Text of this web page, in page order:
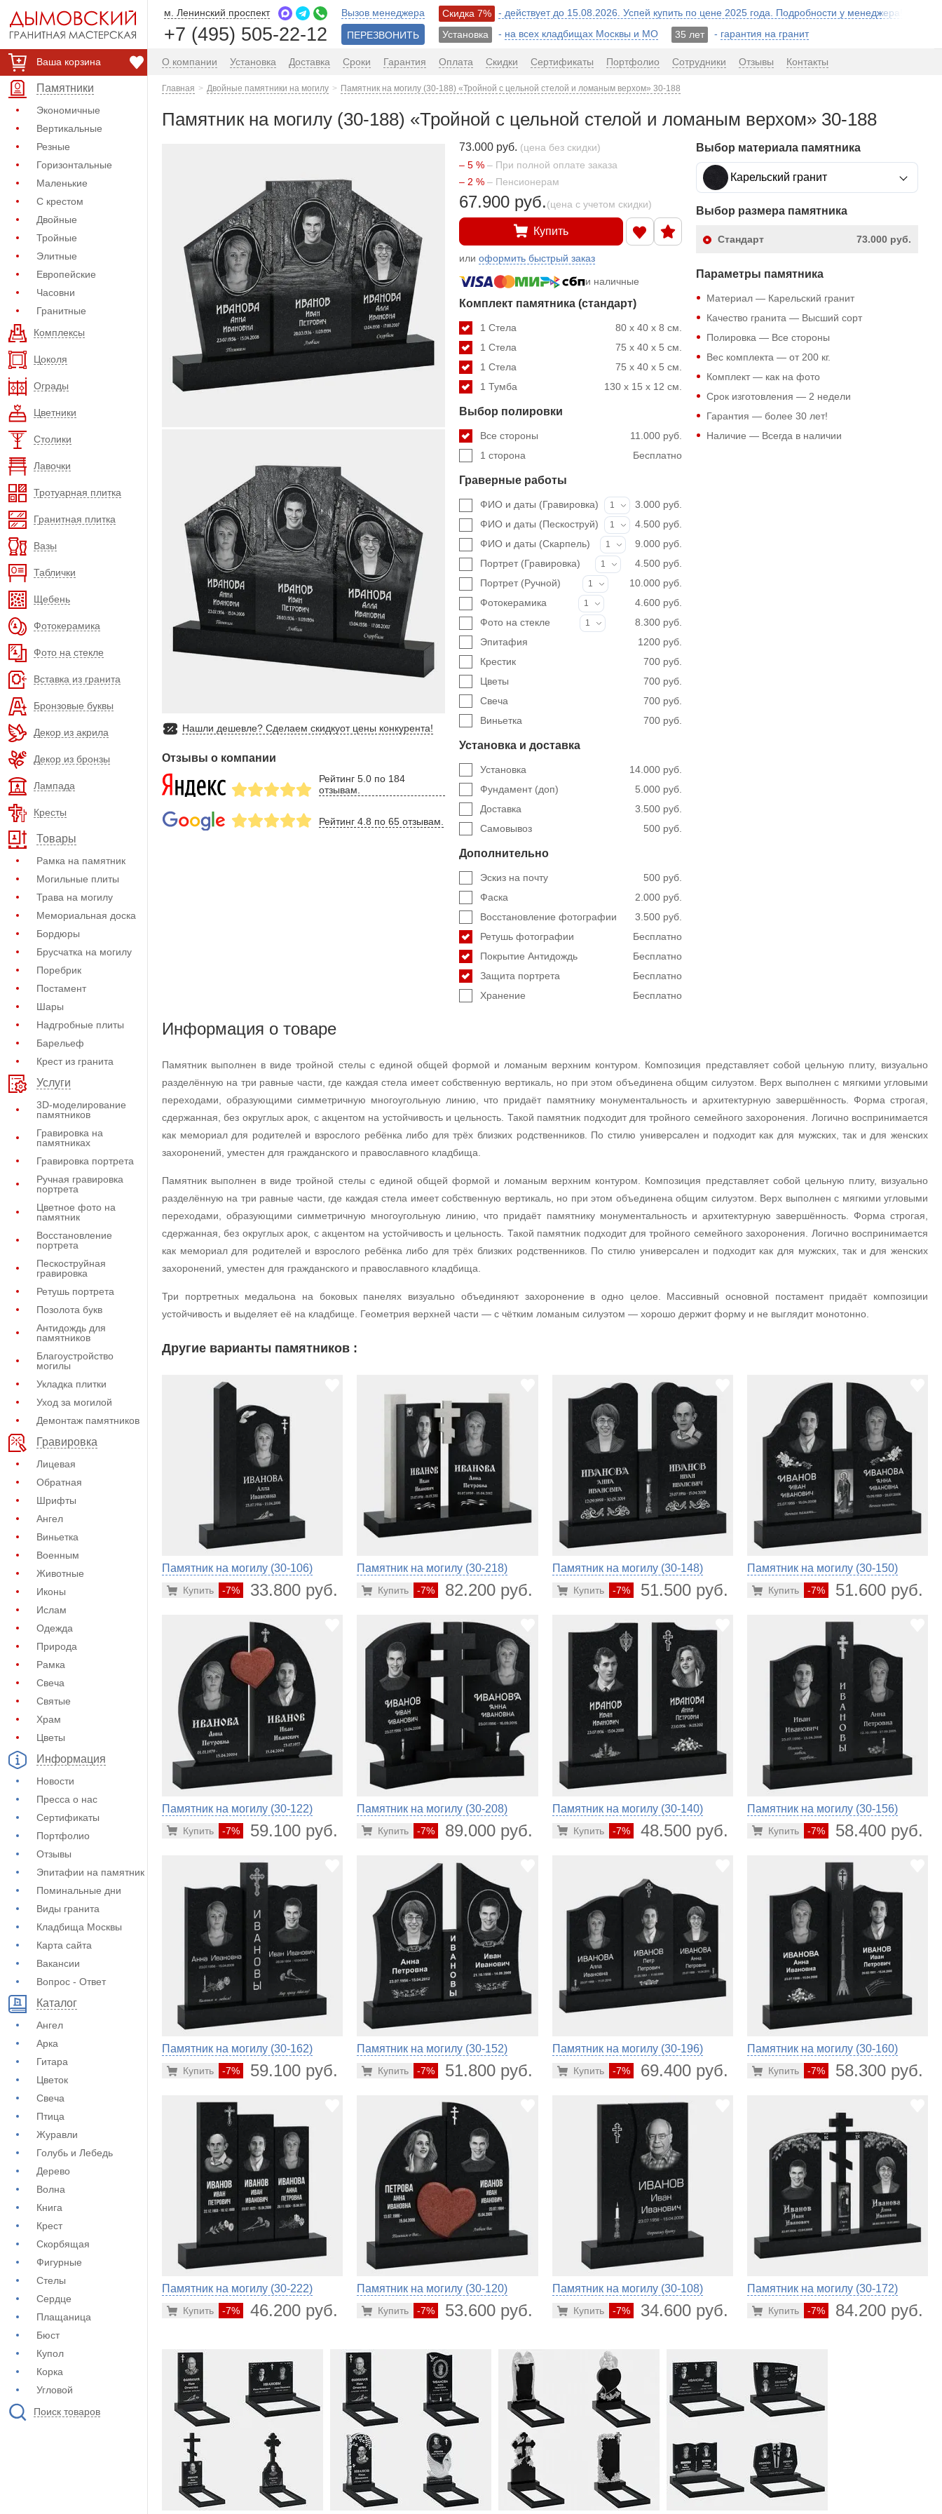
Ваша корзина
Памятники
Экономичные
Вертикальные
Резные
Горизонтальные
Маленькие
С крестом
Двойные
Тройные
Элитные
Европейские
Часовни
Гранитные
Комплексы
Цоколя
Ограды
Цветники
Столики
Лавочки
Тротуарная плитка
Гранитная плитка
Вазы
Таблички
Щебень
Фотокерамика
Фото на стекле
Вставка из гранита
Бронзовые буквы
Декор из акрила
Декор из бронзы
Лампада
Кресты
Товары
Рамка на памятник
Могильные плиты
Трава на могилу
Мемориальная доска
Бордюры
Брусчатка на могилу
Поребрик
Постамент
Шары
Надгробные плиты
Барельеф
Крест из гранита
Услуги
3D-моделирование
памятников
Гравировка на
памятниках
Гравировка портрета
Ручная гравировка
портрета
Цветное фото на
памятник
Восстановление
портрета
Пескоструйная
гравировка
Ретушь портрета
Позолота букв
Антидождь для
памятников
Благоустройство
могилы
Укладка плитки
Уход за могилой
Демонтаж памятников
Гравировка
Лицевая
Обратная
Шрифты
Ангел
Виньетка
Военным
Животные
Иконы
Ислам
Одежда
Природа
Рамка
Свеча
Святые
Храм
Цветы
Информация
Новости
Пресса о нас
Сертификаты
Портфолио
Отзывы
Эпитафии на памятник
Поминальные дни
Виды гранита
Кладбища Москвы
Карта сайта
Вакансии
Вопрос - Ответ
Каталог
Ангел
Арка
Гитара
Цветок
Свеча
Птица
Журавли
Голубь и Лебедь
Дерево
Волна
Книга
Крест
Скорбящая
Фигурные
Стелы
Сердце
Плащаница
Бюст
Купол
Корка
Угловой
Поиск товаров
м. Ленинский проспект
+7 (495) 505-22-12
Вызов менеджера
ПЕРЕЗВОНИТЬ
Скидка 7%
- действует до 15.08.2026. Успей купить по цене 2025 года. Подробности у менеджера!
Установка
- на всех кладбищах Москвы и МО 35 лет - гарантия на гранит
О компании Установка Доставка Сроки Гарантия Оплата Скидки Сертификаты Портфолио Сотрудники Отзывы Контакты
Главная Двойные памятники на могилу Памятник на могилу (30-188) «Тройной с цельной стелой и ломаным верхом» 30-188
Памятник на могилу (30-188) «Тройной с цельной стелой и ломаным верхом» 30-188
Нашли дешевле? Сделаем скидкуот цены конкурента!
Отзывы о компании
Рейтинг 5.0 по 184
отзывам.
Рейтинг 4.8 по 65 отзывам.
73.000 руб. (цена без скидки)
– 5 % – При полной оплате заказа
– 2 % – Пенсионерам
67.900 руб.(цена с учетом скидки)
Купить
илиоформить быстрый заказ
и наличные
Комплект памятника (стандарт)
80 x 40 x 8 см.
1 Стела
75 x 40 x 5 см.
1 Стела
75 x 40 x 5 см.
1 Стела
130 x 15 x 12 см.
1 Тумба
Выбор полировки
11.000 руб.
Все стороны
Бесплатно
1 сторона
Граверные работы
ФИО и даты (Гравировка) 1
3.000 руб.
ФИО и даты (Пескоструй)
1
4.500 руб.
ФИО и даты (Скарпель)
1
9.000 руб.
Портрет (Гравировка)
1
4.500 руб.
Портрет (Ручной)
1
10.000 руб.
Фотокерамика
1
4.600 руб.
Фото на стекле
1
8.300 руб.
1200 руб.
Эпитафия
700 руб.
Крестик
700 руб.
Цветы
700 руб.
Свеча
700 руб.
Виньетка
Установка и доставка
14.000 руб.
Установка
5.000 руб.
Фундамент (доп)
3.500 руб.
Доставка
500 руб.
Самовывоз
Дополнительно
500 руб.
Эскиз на почту
2.000 руб.
Фаска
3.500 руб.
Восстановление фотографии
Бесплатно
Ретушь фотографии
Бесплатно
Покрытие Антидождь
Бесплатно
Защита портрета
Бесплатно
Хранение
Выбор материала памятника
Карельский гранит
Выбор размера памятника
73.000 руб.
Стандарт
Параметры памятника
Материал — Карельский гранит
Качество гранита — Высший сорт
Полировка — Все стороны
Вес комплекта — от 200 кг.
Комплект — как на фото
Срок изготовления — 2 недели
Гарантия — более 30 лет!
Наличие — Всегда в наличии
Информация о товаре
Памятник выполнен в виде тройной стелы с единой общей формой и ломаным верхним контуром. Композиция представляет собой цельную плиту, визуально
разделённую на три равные части, где каждая стела имеет собственную вертикаль, но при этом объединена общим силуэтом. Верх выполнен с мягкими угловыми
переходами, образующими симметричную многоугольную линию, что придаёт памятнику монументальность и архитектурную завершённость. Форма строгая,
сдержанная, без округлых арок, с акцентом на устойчивость и цельность. Такой памятник подходит для тройного семейного захоронения. Логично воспринимается
как мемориал для родителей и взрослого ребёнка либо для трёх близких родственников. По стилю универсален и подходит как для мужских, так и для женских
захоронений, уместен для гражданского и православного кладбища.
Памятник выполнен в виде тройной стелы с единой общей формой и ломаным верхним контуром. Композиция представляет собой цельную плиту, визуально
разделённую на три равные части, где каждая стела имеет собственную вертикаль, но при этом объединена общим силуэтом. Верх выполнен с мягкими угловыми
переходами, образующими симметричную многоугольную линию, что придаёт памятнику монументальность и архитектурную завершённость. Форма строгая,
сдержанная, без округлых арок, с акцентом на устойчивость и цельность. Такой памятник подходит для тройного семейного захоронения. Логично воспринимается
как мемориал для родителей и взрослого ребёнка либо для трёх близких родственников. По стилю универсален и подходит как для мужских, так и для женских
захоронений, уместен для гражданского и православного кладбища.
Три портретных медальона на боковых панелях визуально объединяют захоронение в одно целое. Массивный основной постамент придаёт композиции
устойчивость и выделяет её на кладбище. Геометрия верхней части — с чётким ломаным силуэтом — хорошо держит форму и не выглядит монотонно.
Другие варианты памятников :
Памятник на могилу (30-106)
-7% 33.800 руб.
Купить
Памятник на могилу (30-218)
-7% 82.200 руб.
Купить
Памятник на могилу (30-148)
-7% 51.500 руб.
Купить
Памятник на могилу (30-150)
-7% 51.600 руб.
Купить
Памятник на могилу (30-122)
-7% 59.100 руб.
Купить
Памятник на могилу (30-208)
-7% 89.000 руб.
Купить
Памятник на могилу (30-140)
-7% 48.500 руб.
Купить
Памятник на могилу (30-156)
-7% 58.400 руб.
Купить
Памятник на могилу (30-162)
-7% 59.100 руб.
Купить
Памятник на могилу (30-152)
-7% 51.800 руб.
Купить
Памятник на могилу (30-196)
-7% 69.400 руб.
Купить
Памятник на могилу (30-160)
-7% 58.300 руб.
Купить
Памятник на могилу (30-222)
-7% 46.200 руб.
Купить
Памятник на могилу (30-120)
-7% 53.600 руб.
Купить
Памятник на могилу (30-108)
-7% 34.600 руб.
Купить
Памятник на могилу (30-172)
-7% 84.200 руб.
Купить